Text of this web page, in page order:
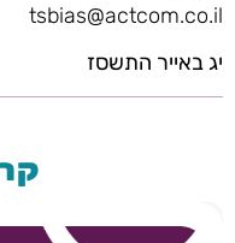
tsbias@actcom.co.il
יג באייר התשסז